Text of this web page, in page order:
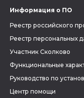
Информация о ПО
Реестр российского
Реестр персональных
Участник Сколково
Функциональные
Руководство по
Центр помощи